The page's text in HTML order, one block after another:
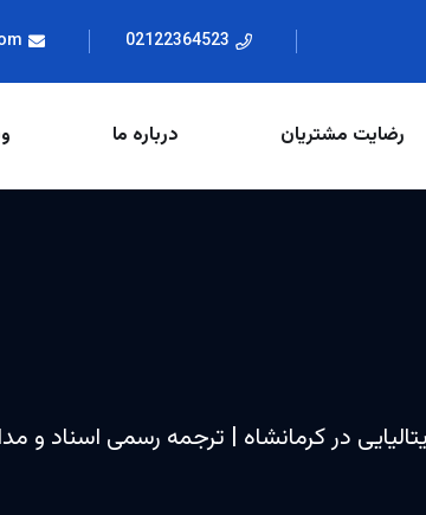
02122364523
رضایت مشتریان درباره ما
در کرمانشاه | ترجمه رسمی اسناد و